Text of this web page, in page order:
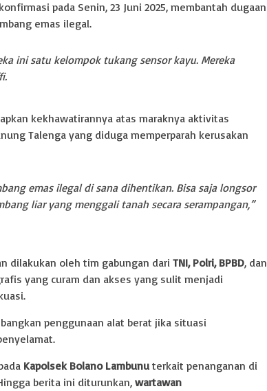
pada Senin, 23 Juni 2025, membantah dugaan
emas ilegal.
ini satu kelompok tukang sensor kayu. Mereka
kekhawatirannya atas maraknya aktivitas
Talenga yang diduga memperparah kerusakan
emas ilegal di sana dihentikan. Bisa saja longsor
liar yang menggali tanah secara serampangan,”
dilakukan oleh tim gabungan dari TNI, Polri, BPBD, dan
yang curam dan akses yang sulit menjadi
penggunaan alat berat jika situasi
Kapolsek Bolano Lambunu terkait penanganan di
berita ini diturunkan, wartawan